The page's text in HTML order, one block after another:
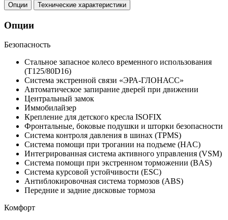
Опции Технические характеристики
Опции
Безопасность
Стальное запасное колесо временного использования
(T125/80D16)
Система экстренной связи «ЭРА-ГЛОНАСС»
Автоматическое запирание дверей при движении
Центральный замок
Иммобилайзер
Крепление для детского кресла ISOFIX
Фронтальные, боковые подушки и шторки безопасности
Система контроля давления в шинах (TPMS)
Система помощи при трогании на подъеме (HAC)
Интегрированная система активного управления (VSM)
Система помощи при экстренном торможении (BAS)
Система курсовой устойчивости (ESC)
Антиблокировочная система тормозов (ABS)
Передние и задние дисковые тормоза
Комфорт